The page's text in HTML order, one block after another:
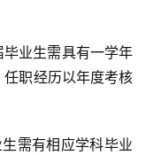
毕业生需具有一学年
任职经历以年度考核
需有相应学科毕业